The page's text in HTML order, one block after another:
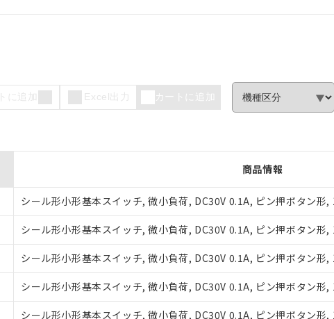
に追加 Excel出力 カートに追加
商品情報
シール形小形基本スイッチ, 微小負荷, DC30V 0.1A, ピン押ボタン形
シール形小形基本スイッチ, 微小負荷, DC30V 0.1A, ピン押ボタン形
シール形小形基本スイッチ, 微小負荷, DC30V 0.1A, ピン押ボタン形
シール形小形基本スイッチ, 微小負荷, DC30V 0.1A, ピン押ボタン形
シール形小形基本スイッチ, 微小負荷, DC30V 0.1A, ピン押ボタン